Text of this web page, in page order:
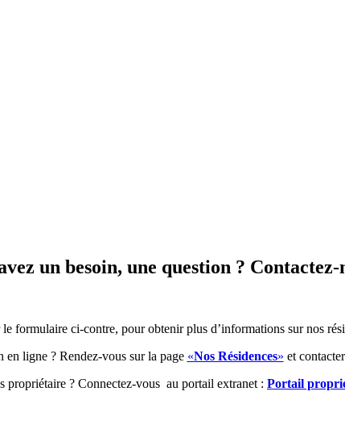
un besoin, une question ? Contactez-
formulaire ci-contre, pour obtenir plus d’informations sur nos
en ligne ? Rendez-vous sur la page «Nos Résidences» et
propriétaire ? Connectez-vous au portail extranet : Portail